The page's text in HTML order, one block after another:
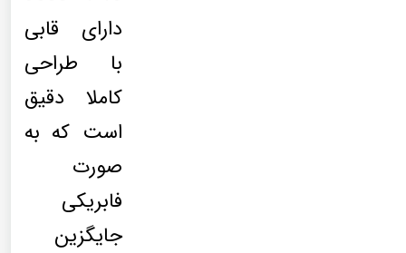
دارای قابی
با طراحی
کاملا دقیق
است که به
صورت
فابریکی
جایگزین